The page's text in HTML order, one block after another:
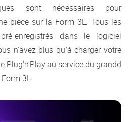
sont nécessaires pour
pièce sur la Form 3L. Tous les
enregistrés dans le logiciel
n'avez plus qu'à charger votre
Plug'n'Play au service du grandd
3L.